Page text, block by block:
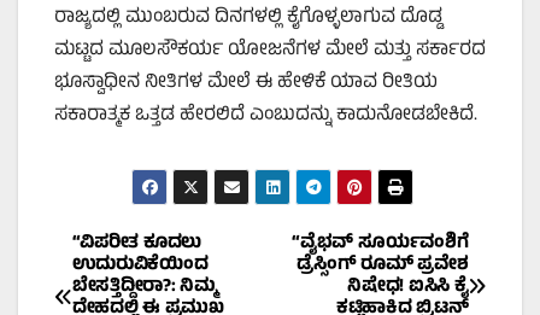
ರಾಜ್ಯದಲ್ಲಿ ಮುಂಬರುವ ದಿನಗಳಲ್ಲಿ ಕೈಗೊಳ್ಳಲಾಗುವ ದೊಡ್ಡ
ಮಟ್ಟದ ಮೂಲಸೌಕರ್ಯ ಯೋಜನೆಗಳ ಮೇಲೆ ಮತ್ತು ಸರ್ಕಾರದ
ಭೂಸ್ವಾಧೀನ ನೀತಿಗಳ ಮೇಲೆ ಈ ಹೇಳಿಕೆ ಯಾವ ರೀತಿಯ
ಸಕಾರಾತ್ಮಕ ಒತ್ತಡ ಹೇರಲಿದೆ ಎಂಬುದನ್ನು ಕಾದುನೋಡಬೇಕಿದೆ.
Post “ವೈಭವ್ ಸೂರ್ಯವಂಶಿಗೆ
ಡ್ರೆಸ್ಸಿಂಗ್ ರೂಮ್ ಪ್ರವೇಶ
ನಿಷೇಧ! ಐಸಿಸಿ ಕೈ
ಕಟ್ಟಿಹಾಕಿದ ಬ್ರಿಟನ್
“ವಿಪರೀತ ಕೂದಲು
ಉದುರುವಿಕೆಯಿಂದ
ಬೇಸತ್ತಿದ್ದೀರಾ?: ನಿಮ್ಮ
ದೇಹದಲ್ಲಿ ಈ ಪ್ರಮುಖ